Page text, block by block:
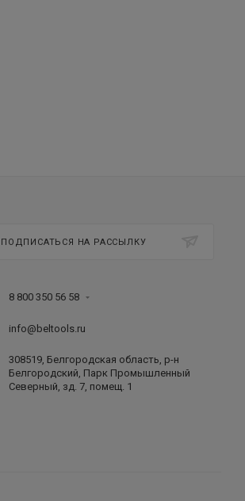
ПОДПИСАТЬСЯ НА РАССЫЛКУ
8 800 350 56 58
info@beltools.ru
308519, Белгородская область, р-н
Белгородский, Парк Промышленный
Северный, зд. 7, помещ. 1